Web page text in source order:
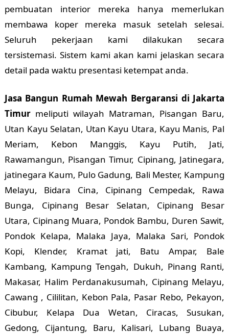
pembuatan interior mereka hanya memerlukan
membawa koper mereka masuk setelah selesai.
Seluruh pekerjaan kami dilakukan secara
tersistemasi. Sistem kami akan kami jelaskan secara
detail pada waktu presentasi ketempat anda.
Jasa Bangun Rumah Mewah Bergaransi di Jakarta
Timurmeliputi wilayah Matraman, Pisangan Baru,
Utan Kayu Selatan, Utan Kayu Utara, Kayu Manis, Pal
Meriam, Kebon Manggis, Kayu Putih, Jati,
Rawamangun, Pisangan Timur, Cipinang, Jatinegara,
jatinegara Kaum, Pulo Gadung, Bali Mester, Kampung
Melayu, Bidara Cina, Cipinang Cempedak, Rawa
Bunga, Cipinang Besar Selatan, Cipinang Besar
Utara, Cipinang Muara, Pondok Bambu, Duren Sawit,
Pondok Kelapa, Malaka Jaya, Malaka Sari, Pondok
Kopi, Klender, Kramat jati, Batu Ampar, Bale
Kambang, Kampung Tengah, Dukuh, Pinang Ranti,
Makasar, Halim Perdanakusumah, Cipinang Melayu,
Cawang , Cililitan, Kebon Pala, Pasar Rebo, Pekayon,
Cibubur, Kelapa Dua Wetan, Ciracas, Susukan,
Gedong, Cijantung, Baru, Kalisari, Lubang Buaya,